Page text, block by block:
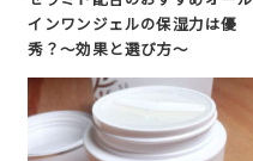
インワンジェルの保湿力は優
秀？～効果と選び方～